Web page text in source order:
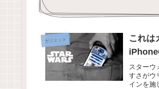
ガジェット
これは
スターウ
すさがウ
インを施